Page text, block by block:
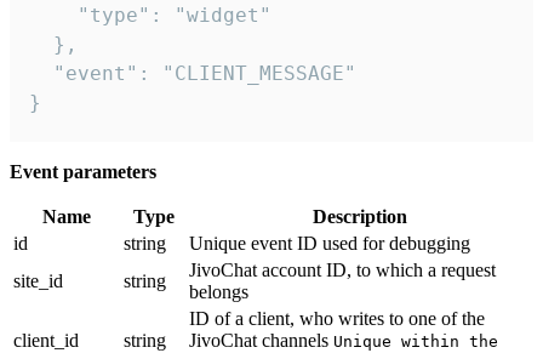
    "type": "widget"
  },
  "event": "CLIENT_MESSAGE"
}
Event parameters
Name Type
Description
id
string
Unique event ID used for debugging
site_id
string
JivoChat account ID, to which a request
belongs
client_id string
ID of a client, who writes to one of the
JivoChat channels Unique within the